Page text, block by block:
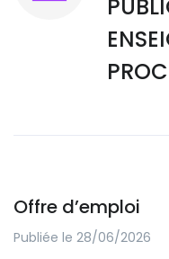
Offre d’emploi
Publiée le 28/06/2026